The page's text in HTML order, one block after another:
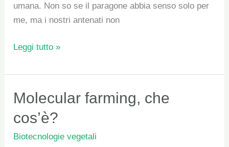
umana. Non so se il paragone abbia senso solo per
me, ma i nostri antenati non
Leggi tutto »
Molecular farming, che
cos’è?
Biotecnologie vegetali
Molecular
che
cos’è?